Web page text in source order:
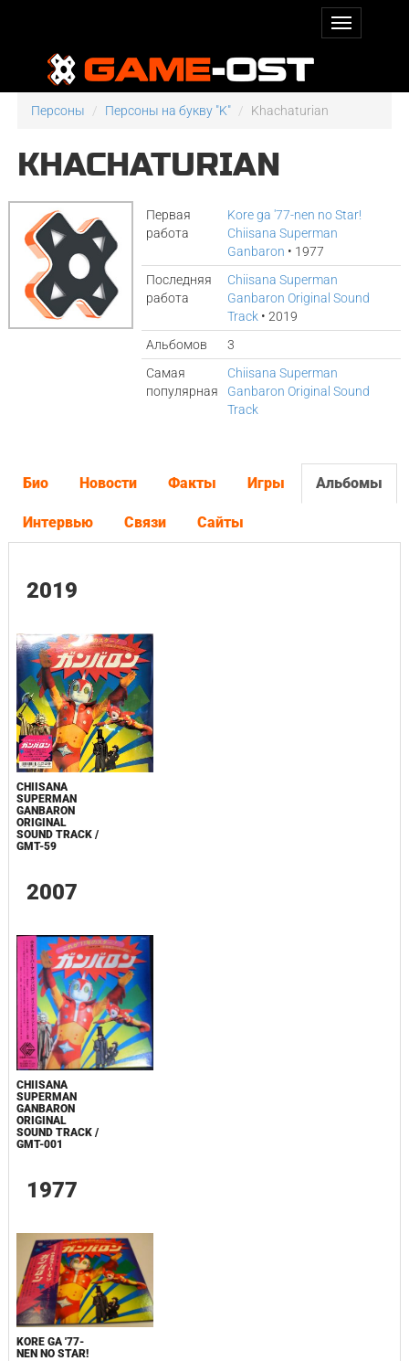
Персоны Персоны на букву "K" Khachaturian
KHACHATURIAN
Первая
работа
Kore ga '77-nen no Star!
Chiisana Superman
Ganbaron • 1977
Последняя
работа
Chiisana Superman
Ganbaron Original Sound
Track • 2019
Альбомов
3
Самая
популярная
Chiisana Superman
Ganbaron Original Sound
Track
Био Новости Факты Игры Альбомы
Интервью Связи Сайты
2019
CHIISANA
SUPERMAN
GANBARON
ORIGINAL
SOUND TRACK /
GMT-59
2007
CHIISANA
SUPERMAN
GANBARON
ORIGINAL
SOUND TRACK /
GMT-001
1977
KORE GA '77-
NEN NO STAR!